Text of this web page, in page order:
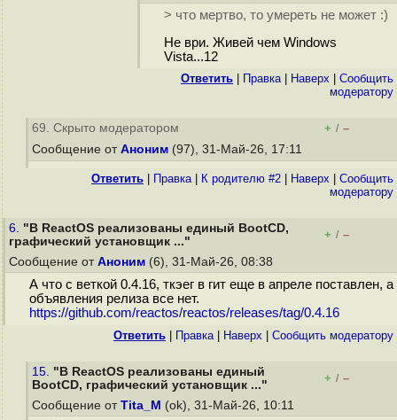
> что мертво, то умереть не может :)
Не ври. Живей чем Windows
Vista...12
Ответить Правка| Наверх
Cообщить
модератору
69. Скрыто модератором + / –
Сообщение от Аноним (97), 31-Май-26, 17:11
Ответить Правка| К родителю #2 Наверх
Cообщить
модератору
6. "В ReactOS реализованы единый BootCD,
графический установщик ..."
+ / –
Сообщение от Аноним (6), 31-Май-26, 08:38
А что с веткой 0.4.16, ткэег в гит еще в апреле поставлен, а
объявления релиза все нет.
https://github.com/reactos/reactos/releases/tag/0.4.16
Ответить Правка| Наверх Cообщить модератору
15. "В ReactOS реализованы единый
BootCD, графический установщик ..."
+ / –
Сообщение от Tita_M (ok), 31-Май-26, 10:11